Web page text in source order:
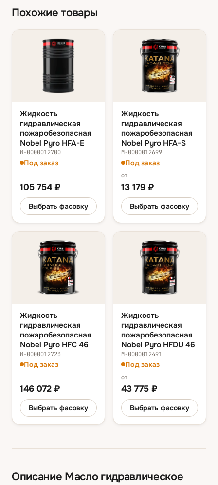
Похожие товары
Жидкость
гидравлическая
пожаробезопасная
Nobel Pyro HFA-E
М-0000012700
Под заказ
105 754 ₽
Выбрать фасовку
Жидкость
гидравлическая
пожаробезопасная
Nobel Pyro HFA-S
М-0000012699
Под заказ
от
13 179 ₽
Выбрать фасовку
Жидкость
гидравлическая
пожаробезопасная
Nobel Pyro HFC 46
М-0000012723
Под заказ
146 072 ₽
Выбрать фасовку
Жидкость
гидравлическая
пожаробезопасная
Nobel Pyro HFDU 46
М-0000012491
Под заказ
от
43 775 ₽
Выбрать фасовку
Описание Масло гидравлическое